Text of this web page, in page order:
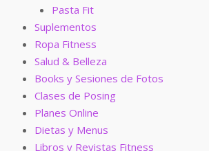
Pasta Fit
Suplementos
Ropa Fitness
Salud & Belleza
Books y Sesiones de Fotos
Clases de Posing
Planes Online
Dietas y Menus
Libros y Revistas Fitness